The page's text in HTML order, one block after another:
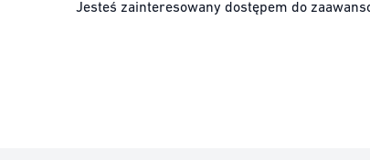
Jesteś zainteresowany dostępem do